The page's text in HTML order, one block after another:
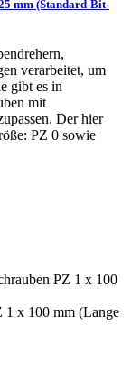
mm (Standard-Bit-
verarbeitet, um
gibt es in
mit
Der hier
PZ 0 sowie
1 x 100 mm (Lange